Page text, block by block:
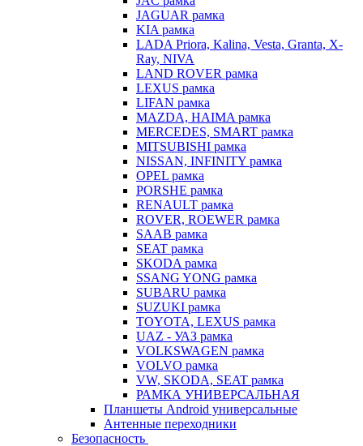
JAGUAR рамка
KIA рамка
LADA Priora, Kalina, Vesta, Granta, X-
Ray, NIVA
LAND ROVER рамка
LEXUS рамка
LIFAN рамка
MAZDA, HAIMA рамка
MERCEDES, SMART рамка
MITSUBISHI рамка
NISSAN, INFINITY рамка
OPEL рамка
PORSHE рамка
RENAULT рамка
ROVER, ROEWER рамка
SAAB рамка
SEAT рамка
SKODA рамка
SSANG YONG рамка
SUBARU рамка
SUZUKI рамка
TOYOTA, LEXUS рамка
UAZ - УАЗ рамка
VOLKSWAGEN рамка
VOLVO рамка
VW, SKODA, SEAT рамка
РАМКА УНИВЕРСАЛЬНАЯ
Планшеты Android универсальные
Антенные переходники
Безопасность